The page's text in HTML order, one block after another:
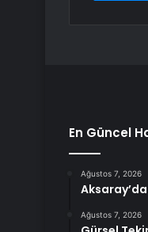
En Güncel
Ağustos 7, 2026
Ağustos 7, 2026